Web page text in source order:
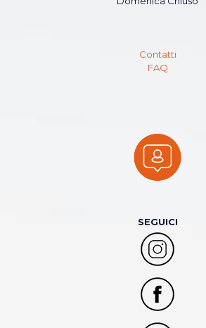
Contatti
FAQ
SEGUICI